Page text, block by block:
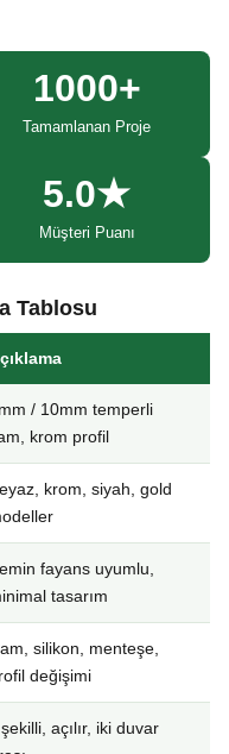
1000+
Tamamlanan Proje
5.0★
Müşteri Puanı
Tablosu
/ 10mm temperli
krom profil
krom, siyah, gold
fayans uyumlu,
tasarım
silikon, menteşe,
değişimi
açılır, iki duvar